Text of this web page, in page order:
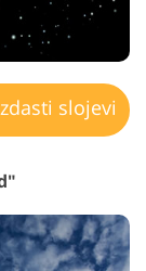
slojevi